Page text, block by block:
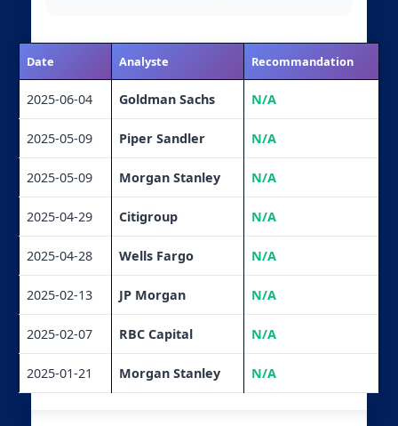
Date Analyste Recommandation
2025-06-04 Goldman Sachs N/A
2025-05-09 Piper Sandler N/A
2025-05-09 Morgan Stanley N/A
2025-04-29 Citigroup N/A
2025-04-28 Wells Fargo N/A
2025-02-13 JP Morgan N/A
2025-02-07 RBC Capital N/A
2025-01-21 Morgan Stanley N/A